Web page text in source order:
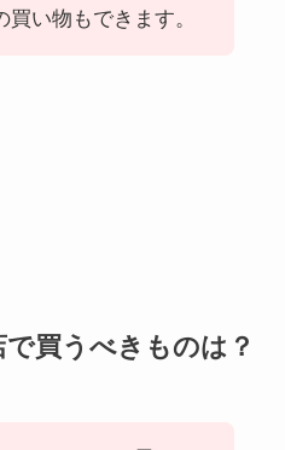
買い物もできます。
買うべきものは？